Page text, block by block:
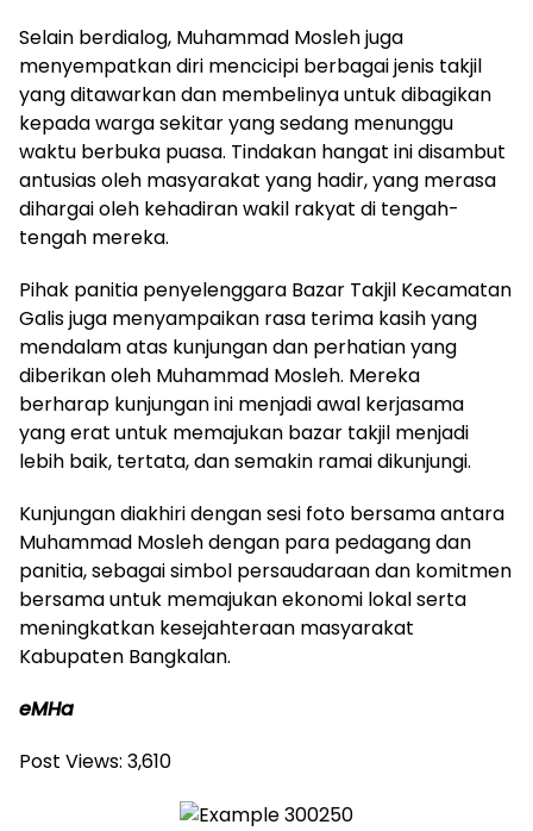
Selain berdialog, Muhammad Mosleh juga
menyempatkan diri mencicipi berbagai jenis takjil
yang ditawarkan dan membelinya untuk dibagikan
kepada warga sekitar yang sedang menunggu
waktu berbuka puasa. Tindakan hangat ini disambut
antusias oleh masyarakat yang hadir, yang merasa
dihargai oleh kehadiran wakil rakyat di tengah-
tengah mereka.
Pihak panitia penyelenggara Bazar Takjil Kecamatan
Galis juga menyampaikan rasa terima kasih yang
mendalam atas kunjungan dan perhatian yang
diberikan oleh Muhammad Mosleh. Mereka
berharap kunjungan ini menjadi awal kerjasama
yang erat untuk memajukan bazar takjil menjadi
lebih baik, tertata, dan semakin ramai dikunjungi.
Kunjungan diakhiri dengan sesi foto bersama antara
Muhammad Mosleh dengan para pedagang dan
panitia, sebagai simbol persaudaraan dan komitmen
bersama untuk memajukan ekonomi lokal serta
meningkatkan kesejahteraan masyarakat
Kabupaten Bangkalan.
eMHa
Post Views: 3,610